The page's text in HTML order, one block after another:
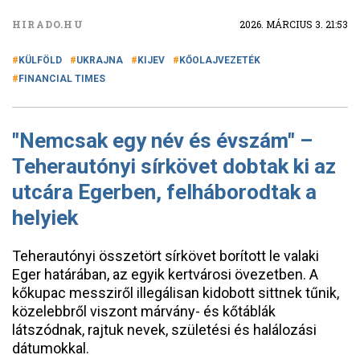
HIRADO.HU 2026. MÁRCIUS 3. 21:53
KÜLFÖLD UKRAJNA KIJEV
KŐOLAJVEZETÉK
FINANCIAL TIMES
"Nemcsak egy név és évszám" –
Teherautónyi sírkövet dobtak ki az
utcára Egerben, felháborodtak a
helyiek
Teherautónyi összetört sírkövet borított le valaki
Eger határában, az egyik kertvárosi övezetben. A
kőkupac messziről illegálisan kidobott sittnek tűnik,
közelebbről viszont márvány- és kőtáblák
látszódnak, rajtuk nevek, születési és halálozási
dátumokkal.